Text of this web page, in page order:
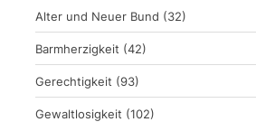
Alter und Neuer Bund (32)
Barmherzigkeit (42)
Gerechtigkeit (93)
Gewaltlosigkeit (102)